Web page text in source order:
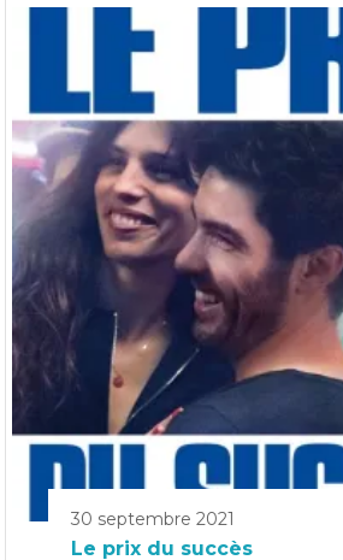
30 septembre 2021
Le prix du succès